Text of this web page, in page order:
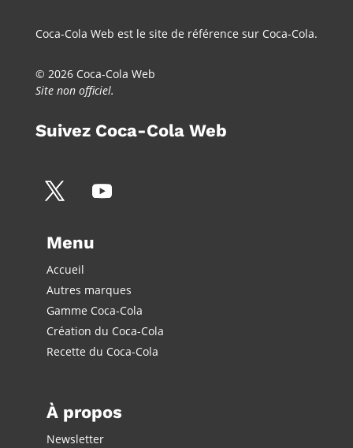
Coca-Cola Web est le site de référence sur Coca-Cola.
© 2026 Coca-Cola Web
Site non officiel.
Suivez Coca-Cola Web
Menu
Accueil
Autres marques
Gamme Coca-Cola
Création du Coca-Cola
Recette du Coca-Cola
À propos
Newsletter